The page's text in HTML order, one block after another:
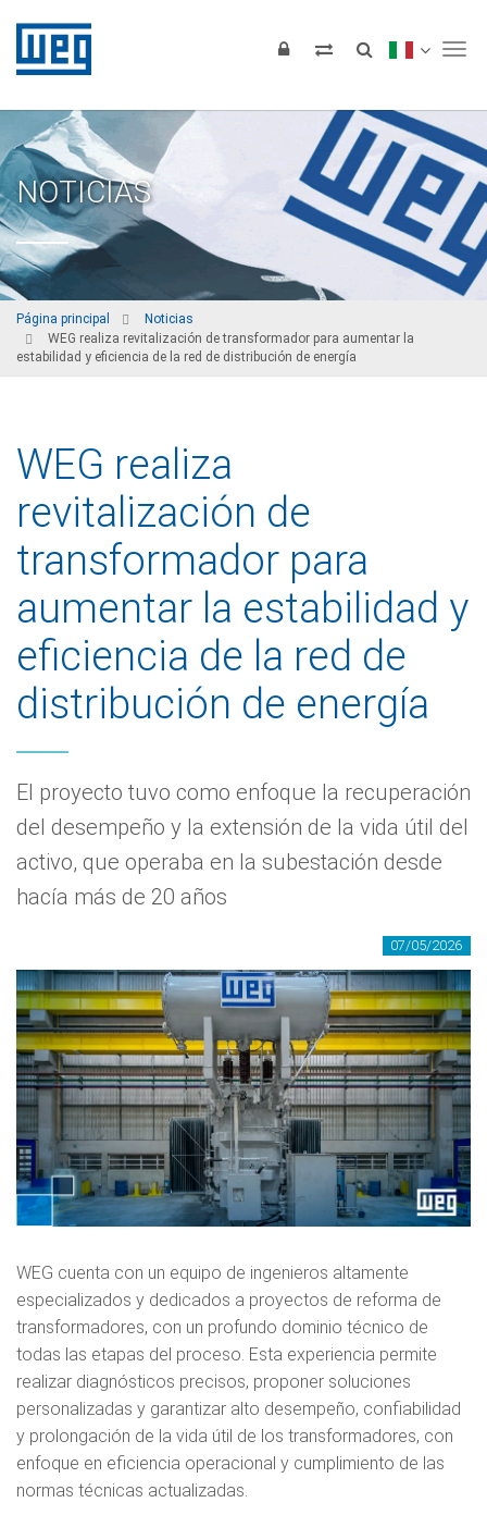
NOTICIAS
Página principal
Noticias
WEG realiza revitalización de transformador para aumentar la
estabilidad y eficiencia de la red de distribución de energía
WEG realiza
revitalización de
transformador para
aumentar la estabilidad y
eficiencia de la red de
distribución de energía
El proyecto tuvo como enfoque la recuperación
del desempeño y la extensión de la vida útil del
activo, que operaba en la subestación desde
hacía más de 20 años
07/05/2026
WEG cuenta con un equipo de ingenieros altamente
especializados y dedicados a proyectos de reforma de
transformadores, con un profundo dominio técnico de
todas las etapas del proceso. Esta experiencia permite
realizar diagnósticos precisos, proponer soluciones
personalizadas y garantizar alto desempeño, confiabilidad
y prolongación de la vida útil de los transformadores, con
enfoque en eficiencia operacional y cumplimiento de las
normas técnicas actualizadas.